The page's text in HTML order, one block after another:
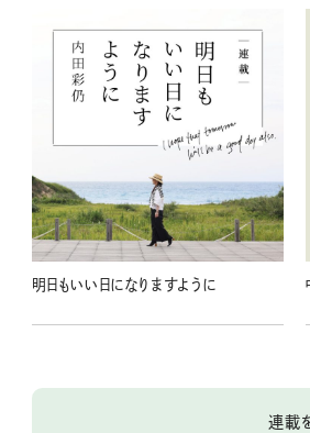
明日もいい日になりますように
連載